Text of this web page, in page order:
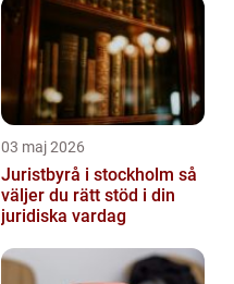
03 maj 2026
Juristbyrå i stockholm så
väljer du rätt stöd i din
juridiska vardag